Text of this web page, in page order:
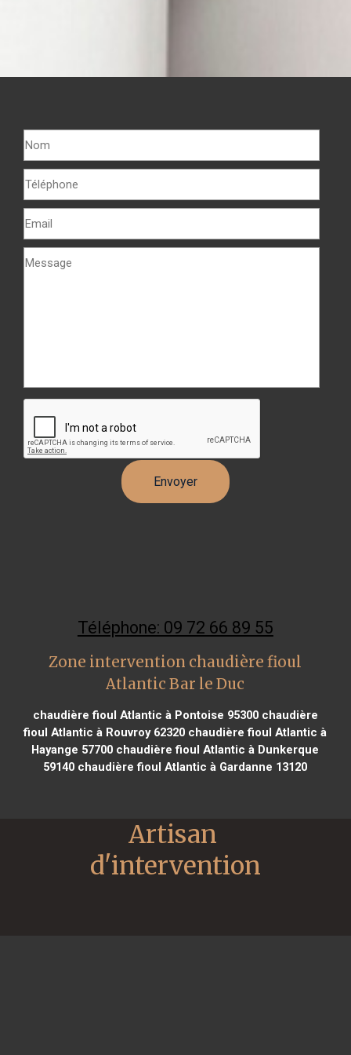
Téléphone: 09 72 66 89 55
Zone intervention chaudière fioul
Atlantic Bar le Duc
chaudière fioul Atlantic à Pontoise 95300chaudière
fioul Atlantic à Rouvroy 62320 chaudière fioul Atlantic à
Hayange 57700 chaudière fioul Atlantic à Dunkerque
59140 chaudière fioul Atlantic à Gardanne 13120
Artisan
d'intervention